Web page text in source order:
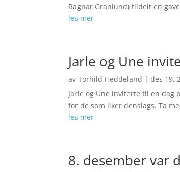
Ragnar Granlund) tildelt en
les mer
Jarle og Une
avTorhild Heddeland |des 19,
Jarle og Une inviterte til en dag
for de som liker denslags. Ta
les mer
8. desember var